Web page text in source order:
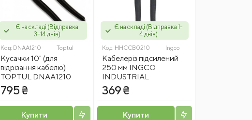
Є на складі (Відправка
3-14 днів)
Код: DNAA1210 Toptul
Кусачки 10" (для
відрізання кабелю)
TOPTUL DNAA1210
795 ₴
Купити
Є на складі (Відправка 1-
4 днів)
Код: HHCCB0210 Ingco
Кабелеріз підсилений
250 мм INGCO
INDUSTRIAL
369 ₴
Купити